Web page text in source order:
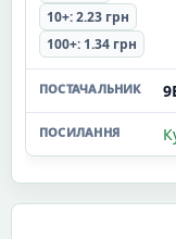
10+: 2.23 грн
100+: 1.34 грн